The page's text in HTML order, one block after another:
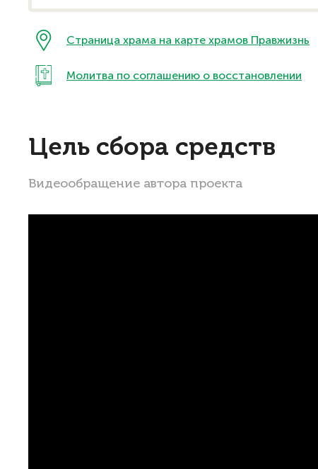
Страница храма на карте храмов Правжизнь
Молитва по соглашению о восстановлении
Цель сбора средств
Видеообращение автора проекта